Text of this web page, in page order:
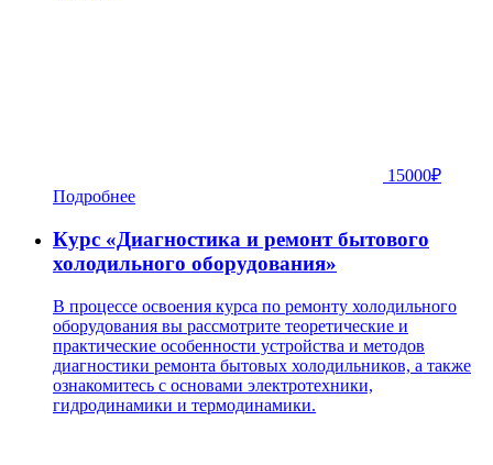
15000₽
Подробнее
Курс «Диагностика и ремонт бытового
холодильного оборудования»
В процессе освоения курса по ремонту холодильного
оборудования вы рассмотрите теоретические и
практические особенности устройства и методов
диагностики ремонта бытовых холодильников, а также
ознакомитесь с основами электротехники,
гидродинамики и термодинамики.